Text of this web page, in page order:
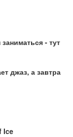
- тут
джаз, а завтра
Ice